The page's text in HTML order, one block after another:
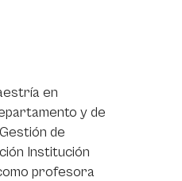
en
y de
de
Institución
profesora